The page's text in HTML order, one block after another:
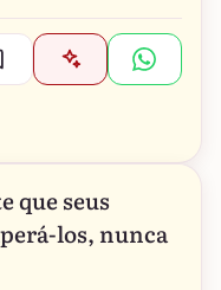
que seus
los, nunca